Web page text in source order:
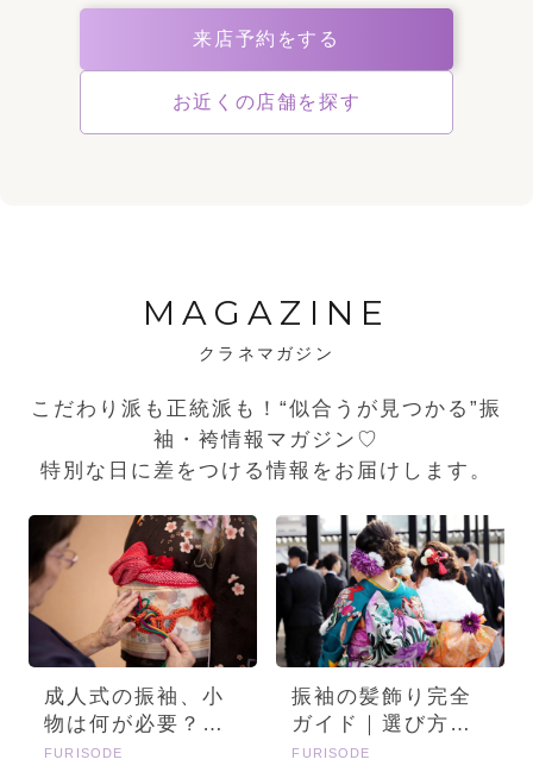
来店予約をする
お近くの店舗を探す
MAGAZINE
クラネマガジン
こだわり派も正統派も！“似合うが見つかる”振
袖・袴情報マガジン♡
特別な日に差をつける情報をお届けします。
成人式の振袖、小
物は何が必要？画
像とセットで詳し
FURISODE
振袖の髪飾り完全
ガイド｜選び方・
種類・トレンドを
FURISODE